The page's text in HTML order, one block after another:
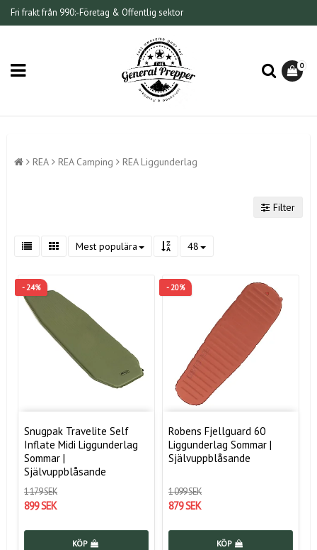
Fri frakt från 990:-Företag & Offentlig sektor
0
REA REA Camping REA Liggunderlag
Filter
Mest populära 48
- 24%
Snugpak Travelite Self
Inflate Midi Liggunderlag
Sommar |
Självuppblåsande
1 179 SEK
899 SEK
KÖP
- 20%
Robens Fjellguard 60
Liggunderlag Sommar |
Självuppblåsande
1 099 SEK
879 SEK
KÖP